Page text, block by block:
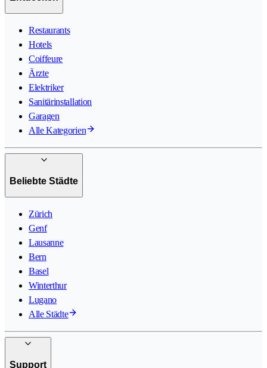
Restaurants
Hotels
Coiffeure
Ärzte
Elektriker
Sanitärinstallation
Garagen
Alle Kategorien
Beliebte Städte
Zürich
Genf
Lausanne
Bern
Basel
Winterthur
Lugano
Alle Städte
Support